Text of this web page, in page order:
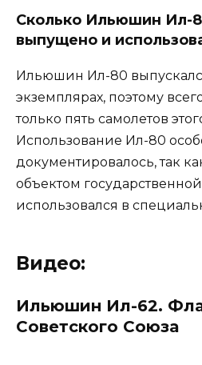
Сколько Ильюшин Ил-
выпущено и
Ильюшин Ил-80
экземплярах, поэтому
только пять самолетов
Использование Ил-80
документировалось, так
объектом
использовался в
Видео:
Ильюшин Ил-62.
Советского Союза